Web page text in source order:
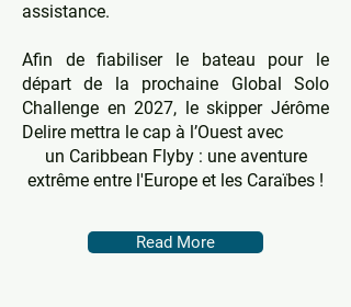
assistance.
Afin de fiabiliser le bateau pour le
départ de la prochaine Global Solo
Challenge en 2027, le skipper Jérôme
Delire mettra le cap à l’Ouest avec
un Caribbean Flyby : une aventure
extrême entre l'Europe et les Caraïbes !
Read More